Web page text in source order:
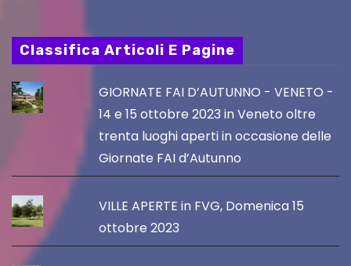
Classifica Articoli E Pagine
GIORNATE FAI D’AUTUNNO - VENETO -
14 e 15 ottobre 2023 in Veneto oltre
trenta luoghi aperti in occasione delle
Giornate FAI d’Autunno
VILLE APERTE in FVG, Domenica 15
ottobre 2023